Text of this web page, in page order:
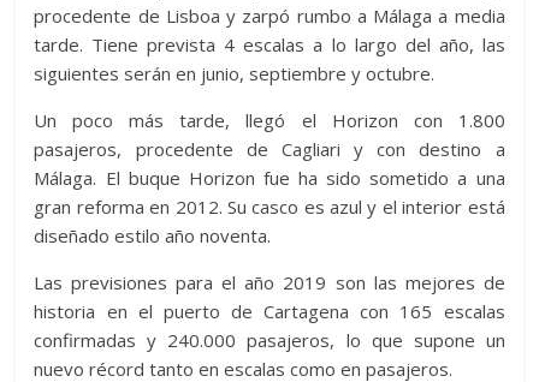
procedente de Lisboa y zarpó rumbo a Málaga a media
tarde. Tiene prevista 4 escalas a lo largo del año, las
siguientes serán en junio, septiembre y octubre.
Un poco más tarde, llegó el Horizon con 1.800
pasajeros, procedente de Cagliari y con destino a
Málaga. El buque Horizon fue ha sido sometido a una
gran reforma en 2012. Su casco es azul y el interior está
diseñado estilo año noventa.
Las previsiones para el año 2019 son las mejores de
historia en el puerto de Cartagena con 165 escalas
confirmadas y 240.000 pasajeros, lo que supone un
nuevo récord tanto en escalas como en pasajeros.